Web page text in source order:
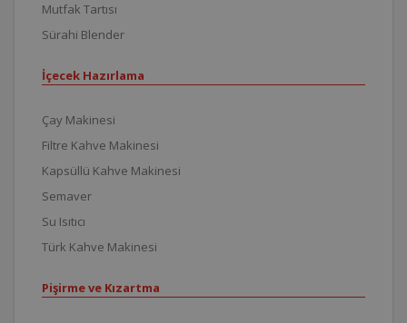
Mutfak Tartısı
Sürahi Blender
İçecek Hazırlama
Çay Makinesi
Filtre Kahve Makinesi
Kapsüllü Kahve Makinesi
Semaver
Su Isıtıcı
Türk Kahve Makinesi
Pişirme ve Kızartma